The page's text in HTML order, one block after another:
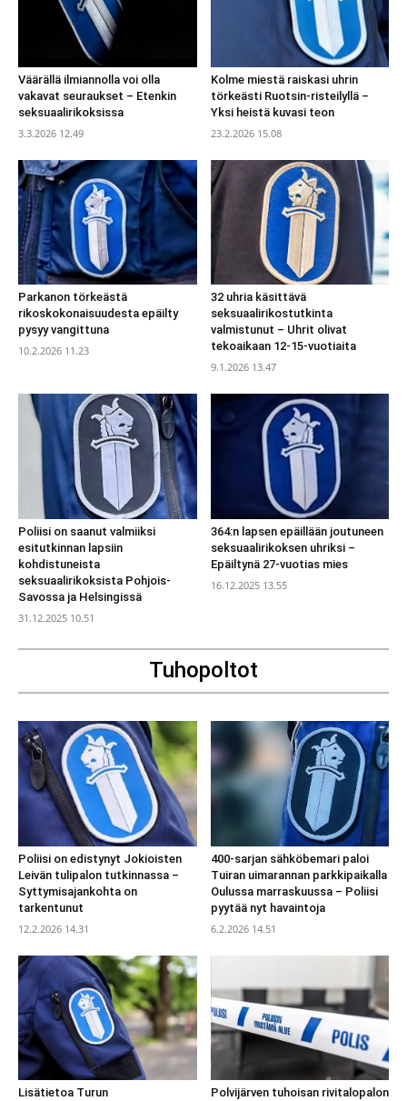
Väärällä ilmiannolla voi olla
vakavat seuraukset – Etenkin
seksuaalirikoksissa
3.3.2026 12.49
Kolme miestä raiskasi uhrin
törkeästi Ruotsin-risteilyllä –
Yksi heistä kuvasi teon
23.2.2026 15.08
Parkanon törkeästä
rikoskokonaisuudesta epäilty
pysyy vangittuna
10.2.2026 11.23
32 uhria käsittävä
seksuaalirikostutkinta
valmistunut – Uhrit olivat
tekoaikaan 12-15-vuotiaita
9.1.2026 13.47
Poliisi on saanut valmiiksi
esitutkinnan lapsiin
kohdistuneista
seksuaalirikoksista Pohjois-
Savossa ja Helsingissä
31.12.2025 10.51
364:n lapsen epäillään joutuneen
seksuaalirikoksen uhriksi –
Epäiltynä 27-vuotias mies
16.12.2025 13.55
Tuhopoltot
Poliisi on edistynyt Jokioisten
Leivän tulipalon tutkinnassa –
Syttymisajankohta on
tarkentunut
12.2.2026 14.31
400-sarjan sähköbemari paloi
Tuiran uimarannan parkkipaikalla
Oulussa marraskuussa – Poliisi
pyytää nyt havaintoja
6.2.2026 14.51
Lisätietoa Turun
Polvijärven tuhoisan rivitalopalon